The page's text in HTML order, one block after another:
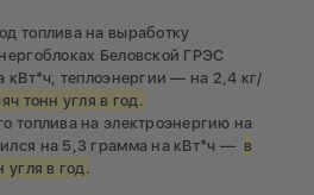
топлива на выработку
Беловской ГРЭС
кВт*ч, теплоэнергии — на 2,4 кг/
тонн угля в год.
топлива на электроэнергию на
на 5,3 грамма на кВт*ч — в
угля в год.